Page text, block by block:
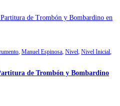
, Manuel Espinosa, Nivel, Nivel Inicial,
de Trombón y Bombardino